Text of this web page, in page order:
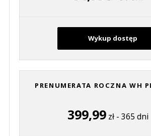
Wykup dostęp
PRENUMERATA ROCZNA WH
399,99zł - 365 dni